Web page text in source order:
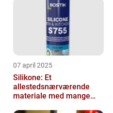
07 april 2025
Silikone: Et
allestedsnærværende
materiale med mange